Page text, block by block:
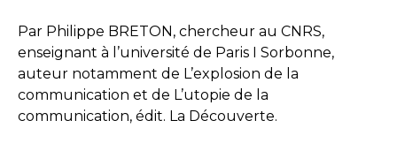
Par Philippe BRETON, chercheur au CNRS,
enseignant à l’université de Paris I Sorbonne,
auteur notamment de L’explosion de la
communication et de L’utopie de la
communication, édit. La Découverte.